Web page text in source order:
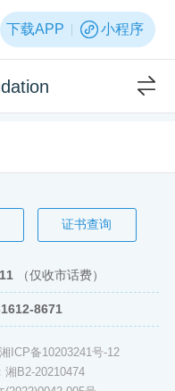
下载APP 小程序
证书查询
（仅收市话费）
8671
湘ICP备10203241号-12
湘B2-20210474